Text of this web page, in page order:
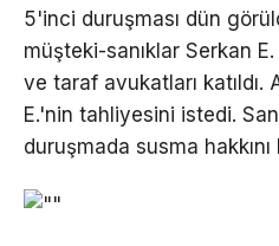
5'inci duruşması dün
müşteki-sanıklar Serkan
ve taraf avukatları katıldı.
E.'nin tahliyesini istedi.
duruşmada susma hakkını